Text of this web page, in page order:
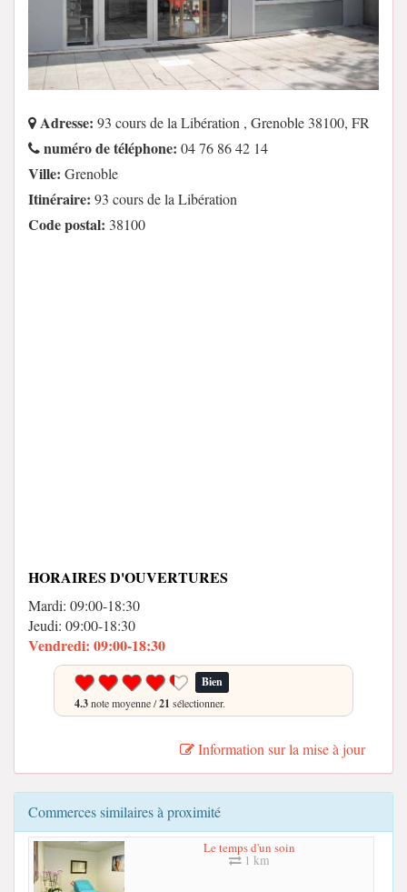
Adresse: 93 cours de la Libération , Grenoble 38100, FR
numéro de téléphone: 04 76 86 42 14
Ville: Grenoble
Itinéraire: 93 cours de la Libération
Code postal: 38100
HORAIRES D'OUVERTURES
Mardi: 09:00-18:30
Jeudi: 09:00-18:30
Vendredi: 09:00-18:30
Bien
4.3note moyenne /21 sélectionner.
Information sur la mise à jour
Commerces similaires à proximité
Le temps d'un soin
1 km